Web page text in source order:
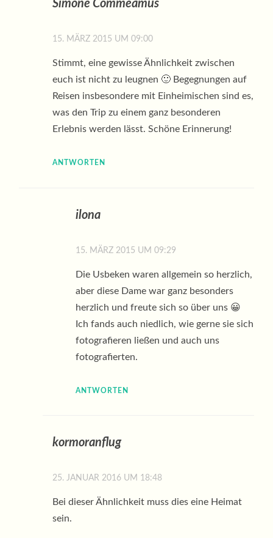
Simone Commeamus
15. MÄRZ 2015 UM 09:00
Stimmt, eine gewisse Ähnlichkeit zwischen
euch ist nicht zu leugnen 🙂 Begegnungen auf
Reisen insbesondere mit Einheimischen sind es,
was den Trip zu einem ganz besonderen
Erlebnis werden lässt. Schöne Erinnerung!
ANTWORTEN
ilona
15. MÄRZ 2015 UM 09:29
Die Usbeken waren allgemein so herzlich,
aber diese Dame war ganz besonders
herzlich und freute sich so über uns 😀
Ich fands auch niedlich, wie gerne sie sich
fotografieren ließen und auch uns
fotografierten.
ANTWORTEN
kormoranflug
25. JANUAR 2016 UM 18:48
Bei dieser Ähnlichkeit muss dies eine Heimat
sein.